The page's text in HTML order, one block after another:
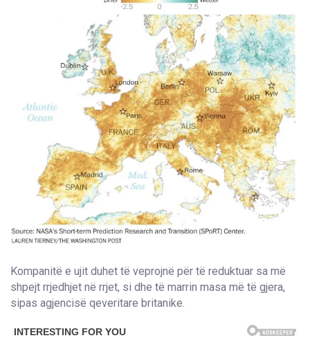
Kompanitë e ujit duhet të veprojnë për të reduktuar sa më
shpejt rrjedhjet në rrjet, si dhe të marrin masa më të gjera,
sipas agjencisë qeveritare britanike.